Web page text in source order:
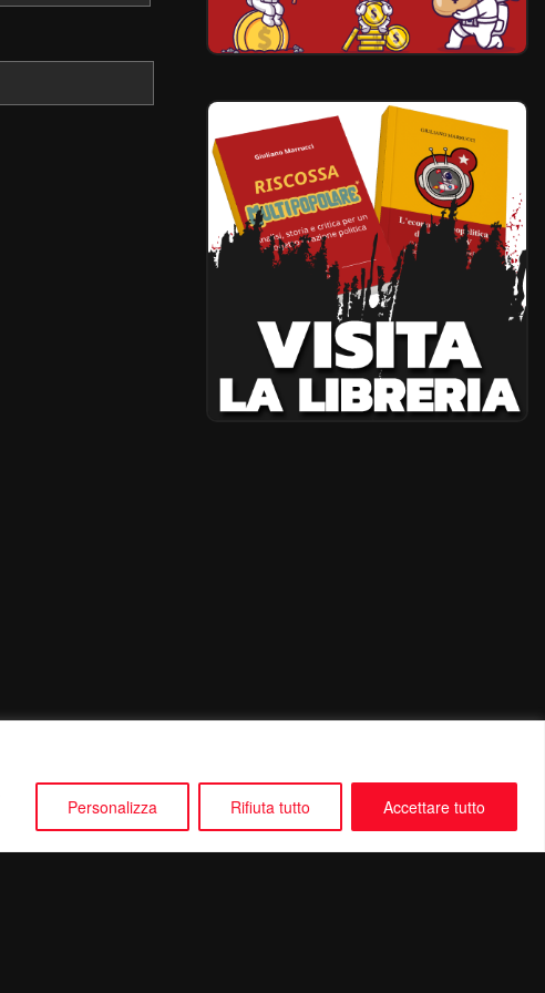
Personalizza Rifiuta tutto Accettare tutto